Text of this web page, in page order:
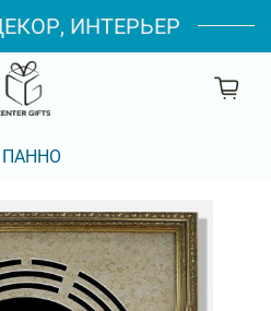
ИНТЕРЬЕР